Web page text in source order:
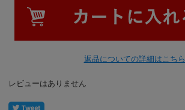
返品についての詳細はこちら
レビューはありません